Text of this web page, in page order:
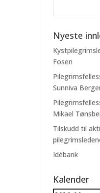
Nyeste
Fosen
Sunniva
Mikael
Tilskudd til
Idébank
Kalender